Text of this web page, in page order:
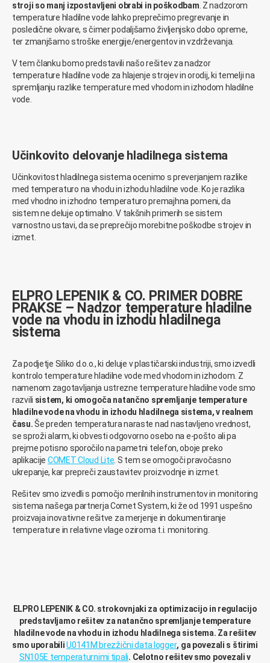
stroji so manj izpostavljeni obrabi in poškodbam . Z nadzorom
temperature hladilne vode lahko preprečimo pregrevanje in
posledične okvare, s čimer podaljšamo življenjsko dobo opreme,
ter zmanjšamo stroške energije/energentov in vzdrževanja.
V tem članku bomo predstavili našo rešitev za nadzor
temperature hladilne vode za hlajenje strojev in orodij, ki temelji na
spremljanju razlike temperature med vhodom in izhodom hladilne
vode.
Učinkovito delovanje hladilnega sistema
Učinkovitost hladilnega sistema ocenimo s preverjanjem razlike
med temperaturo na vhodu in izhodu hladilne vode. Ko je razlika
med vhodno in izhodno temperaturo premajhna pomeni, da
sistem ne deluje optimalno. V takšnih primerih se sistem
varnostno ustavi, da se preprečijo morebitne poškodbe strojev in
izmet.
ELPRO LEPENIK & CO. PRIMER DOBRE
PRAKSE – Nadzor temperature hladilne
vode na vhodu in izhodu hladilnega
sistema
Za podjetje Siliko d.o.o., ki deluje v plastičarski industriji, smo izvedli
kontrolo temperature hladilne vode med vhodom in izhodom. Z
namenom zagotavljanja ustrezne temperature hladilne vode smo
razvili sistem, ki omogoča natančno spremljanje temperature
hladilne vode na vhodu in izhodu hladilnega sistema, v realnem
času.Še preden temperatura naraste nad nastavljeno vrednost,
se sproži alarm, ki obvesti odgovorno osebo na e-pošto ali pa
prejme potisno sporočilo na pametni telefon, oboje preko
aplikacije COMET Cloud Lite . S tem se omogoči pravočasno
ukrepanje, kar prepreči zaustavitev proizvodnje in izmet.
Rešitev smo izvedli s pomočjo merilnih instrumentov in monitoring
sistema našega partnerja Comet System, ki že od 1991 uspešno
proizvaja inovativne rešitve za merjenje in dokumentiranje
temperature in relativne vlage oziroma t.i. monitoring.
ELPRO LEPENIK & CO. strokovnjaki za optimizacijo in regulacijo
predstavljamo rešitev za natančno spremljanje temperature
hladilne vode na vhodu in izhodu hladilnega sistema. Za rešitev
smo uporabiliU0141M brezžični data logger, ga povezali s štirimi
SN105E temperaturnimi tipali. Celotno rešitev smo povezali v